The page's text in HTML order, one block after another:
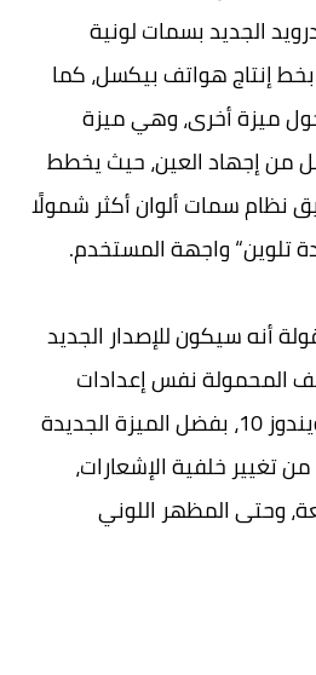
الجديد بسمات لونية
إنتاج هواتف بيكسل، كما
ميزة أخرى، وهي ميزة
من إجهاد العين، حيث يخطط
نظام سمات ألوان أكثر شمولًا
تلوين“ واجهة المستخدم.
أنه سيكون للإصدار الجديد
المحمولة نفس إعدادات
الألوان تقريبًا كما في ويندوز 10، بفضل الميزة الجديدة
خلفية الإشعارات،
وحتى المظهر اللوني